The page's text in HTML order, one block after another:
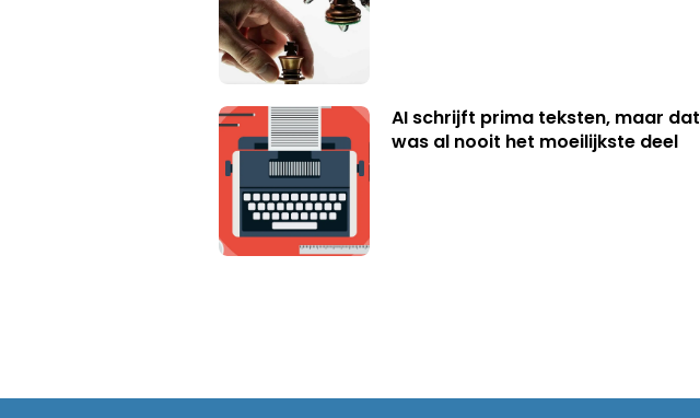
AI schrijft prima teksten, maar dat
was al nooit het moeilijkste deel